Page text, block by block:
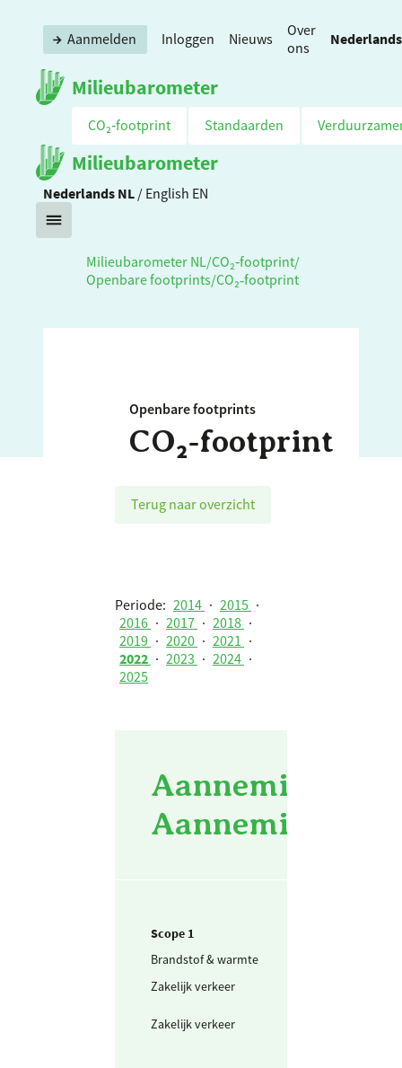
Milieubarometer
Aanmelden Inloggen Nieuws
Over
ons
Nederlands
CO₂‑footprint Standaarden
Milieubarometer
Nederlands NL / English EN
Milieubarometer NL /CO₂‑footprint/
Openbare footprints/CO₂‑footprint
Openbare footprints
CO₂‑footprint
Terug naar overzicht
Periode: 2014 · 2015 ·
2016 · 2017 · 2018 ·
2019 · 2020 · 2021 ·
2022 · 2023 · 2024 ·
2025
Scope 1
Brandstof & warmte
Zakelijk verkeer
Zakelijk verkeer